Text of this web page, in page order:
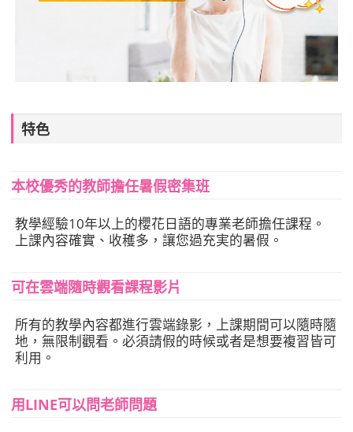
特色
本校優秀的教師擔任暑假密集班
教學經驗10年以上的櫻花日語的專業老師擔任課程。
上課內容確實、收穫多，讓您過充実的暑假。
可在雲端隨時觀看課程影片
所有的教學內容都進行雲端錄影，上課期間可以隨時隨
地，無限制觀看。必須請假的時候或者是想要複習皆可
利用。
用LINE可以問老師問題